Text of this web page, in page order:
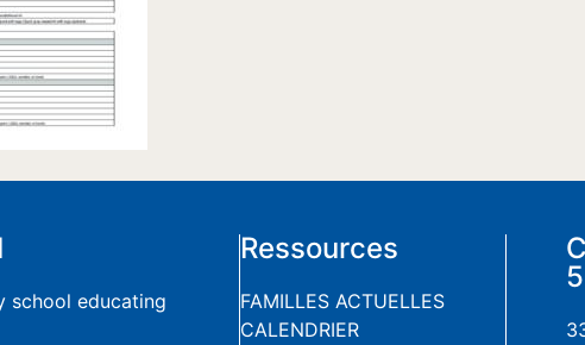
school educating
Ressources
FAMILLES ACTUELLES
CALENDRIER